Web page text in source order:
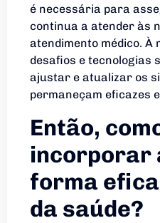
é necessária para
continua a atender às
atendimento médico. À
desafios e tecnologias
ajustar e atualizar os
permaneçam eficazes
Então,
incorporar
forma
da saúde?